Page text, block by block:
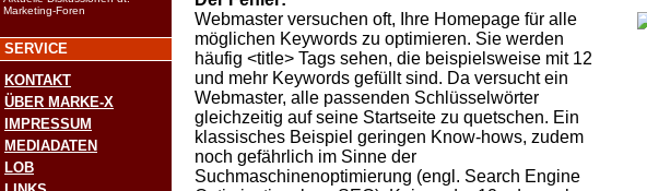
Webmaster versuchen oft, Ihre Homepage für alle
möglichen Keywords zu optimieren. Sie werden
häufig <title> Tags sehen, die beispielsweise mit 12
und mehr Keywords gefüllt sind. Da versucht ein
Webmaster, alle passenden Schlüsselwörter
gleichzeitig auf seine Startseite zu quetschen. Ein
klassisches Beispiel geringen Know-hows, zudem
noch gefährlich im Sinne der
Suchmaschinenoptimierung (engl. Search Engine
Marketing-Foren
SERVICE
KONTAKT
ÜBER MARKE-X
IMPRESSUM
MEDIADATEN
LOB